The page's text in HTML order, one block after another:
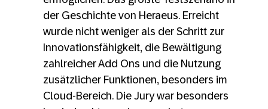
der Geschichte von Heraeus. Erreicht
wurde nicht weniger als der Schritt zur
Innovationsfähigkeit, die Bewältigung
zahlreicher Add Ons und die Nutzung
zusätzlicher Funktionen, besonders im
Cloud-Bereich. Die Jury war besonders